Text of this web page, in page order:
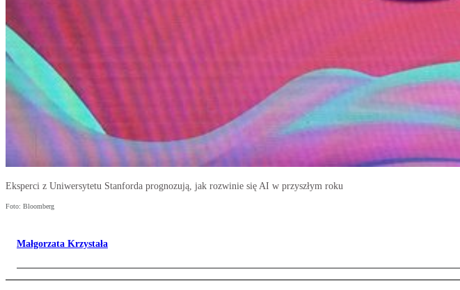
Eksperci z Uniwersytetu Stanforda prognozują, jak rozwinie się AI w przyszłym roku
Foto: Bloomberg
Małgorzata Krzystała